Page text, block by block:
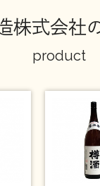
株式会社
product